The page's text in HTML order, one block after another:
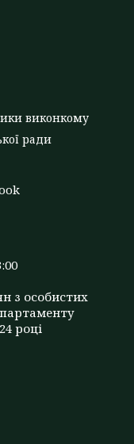
виконкому
ради
з особистих
році